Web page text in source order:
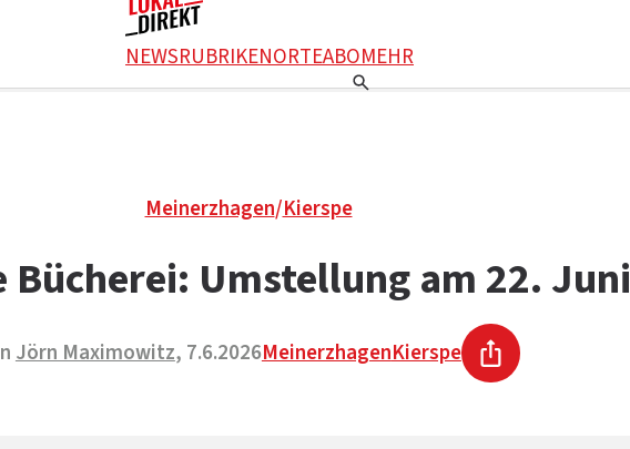
NEWSRUBRIKENORTEABOMEHR
Meinerzhagen/Kierspe
Bücherei: Umstellung am 22. Juni
Jörn Maximowitz, 7.6.2026MeinerzhagenKierspe